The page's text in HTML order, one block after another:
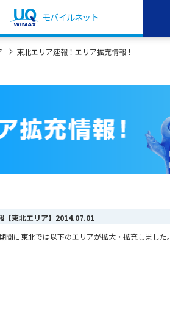
モバイルネット
東北エリア速報！エリア拡充情報！
東北エリア】 2014.07.01
間に東北では以下のエリアが拡大・拡充しました。